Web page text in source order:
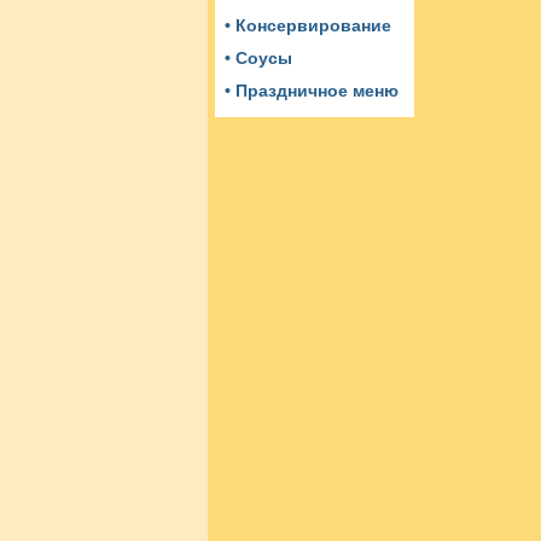
• Консервирование
• Соусы
• Праздничное меню